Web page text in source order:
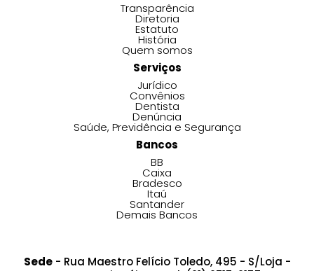
Transparência
Diretoria
Estatuto
História
Quem somos
Serviços
Jurídico
Convênios
Dentista
Denúncia
Saúde, Previdência e Segurança
Bancos
BB
Caixa
Bradesco
Itaú
Santander
Demais Bancos
Sede- Rua Maestro Felício Toledo, 495 - S/Loja -